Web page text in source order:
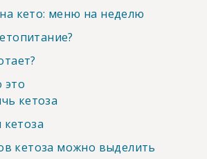
кето: меню на неделю
это
кетоза
кетоза можно выделить